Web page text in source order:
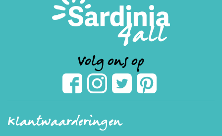
Volg ons op
Klantwaarderingen